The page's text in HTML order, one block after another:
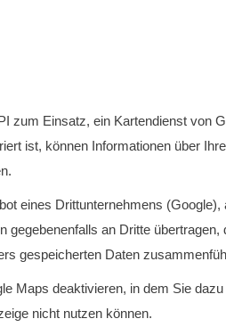
zum Einsatz, ein Kartendienst von
ist, können Informationen über
eines Drittunternehmens
gegebenenfalls an Dritte
gespeicherten Daten
Maps deaktivieren, in dem Sie
nicht nutzen können.